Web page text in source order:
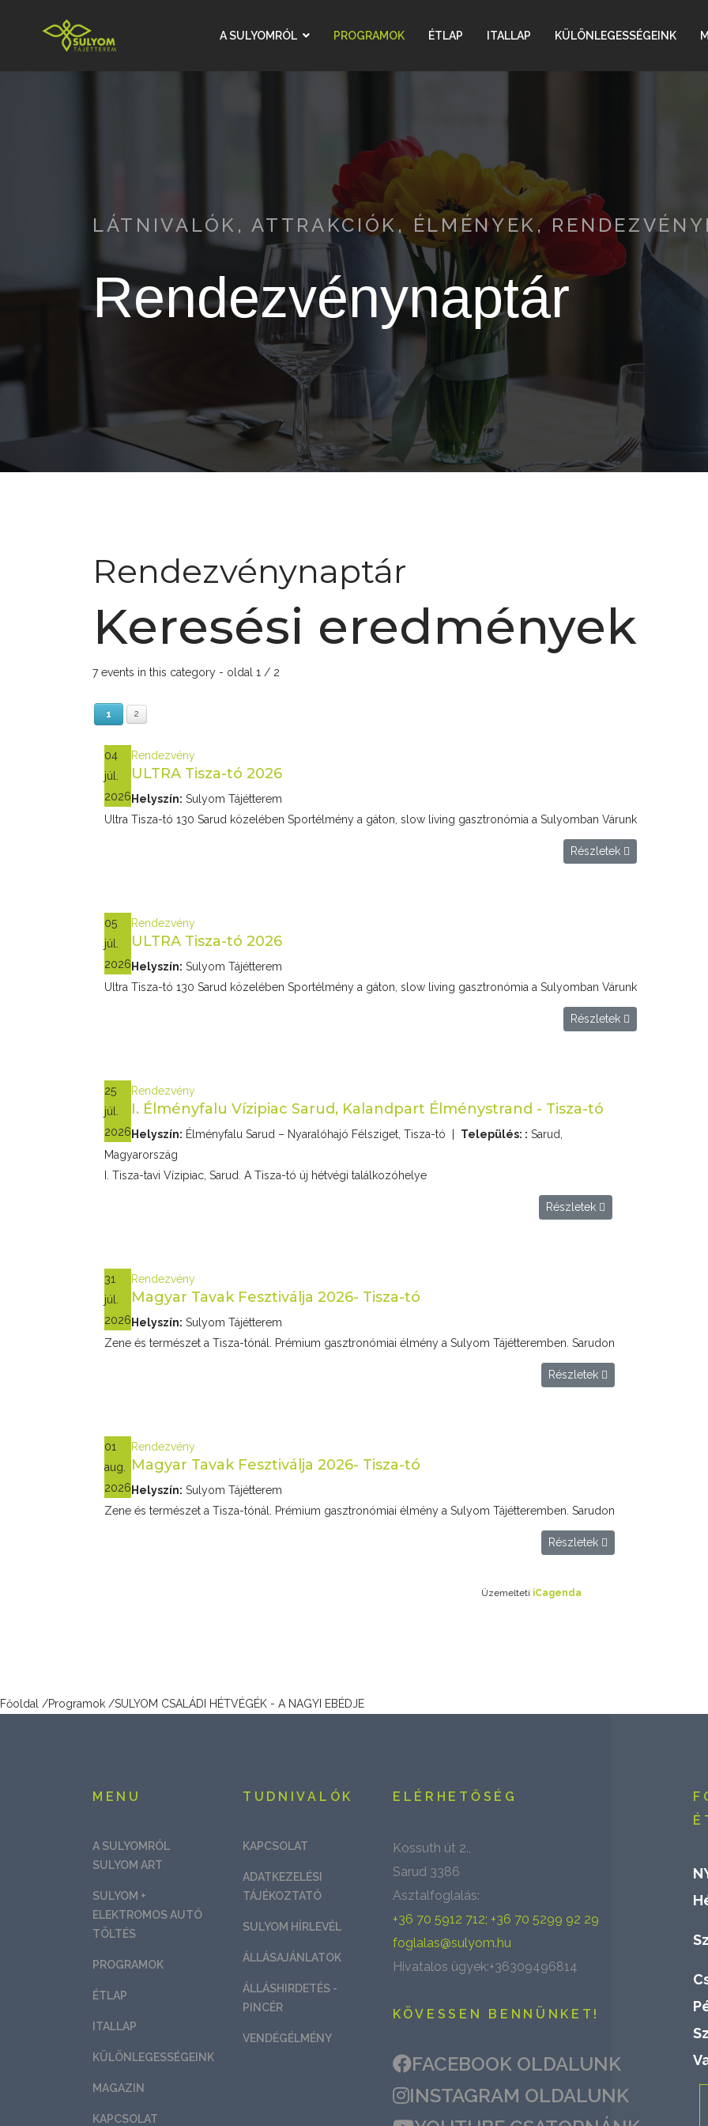
A SULYOMRÓL PROGRAMOK ÉTLAP ITALLAP KÜLÖNLEGESSÉGEINK
LÁTNIVALÓK, ATTRAKCIÓK, ÉLMÉNYEK,
Rendezvénynaptár
Rendezvénynaptár
Keresési eredmények
7 events in this category - oldal 1 / 2
1 2
04
júl.
2026
Rendezvény
ULTRA Tisza-tó 2026
Helyszín: Sulyom Tájétterem
Ultra Tisza-tó 130 Sarud közelében Sportélmény a gáton, slow living gasztronómia a Sulyomban Várunk
Részletek
05
júl.
2026
Rendezvény
ULTRA Tisza-tó 2026
Helyszín: Sulyom Tájétterem
Ultra Tisza-tó 130 Sarud közelében Sportélmény a gáton, slow living gasztronómia a Sulyomban Várunk
Részletek
25
júl.
2026
Rendezvény
I. Élményfalu Vízipiac Sarud, Kalandpart Élménystrand - Tisza-tó
Helyszín: Élményfalu Sarud – Nyaralóhajó Félsziget, Tisza-tó Település: : Sarud,
Magyarország
I. Tisza-tavi Vízipiac, Sarud. A Tisza-tó új hétvégi találkozóhelye
Részletek
31
júl.
2026
Rendezvény
Magyar Tavak Fesztiválja 2026- Tisza-tó
Helyszín: Sulyom Tájétterem
Zene és természet a Tisza-tónál. Prémium gasztronómiai élmény a Sulyom Tájétteremben. Sarudon
Részletek
01
aug.
2026
Rendezvény
Magyar Tavak Fesztiválja 2026- Tisza-tó
Helyszín: Sulyom Tájétterem
Zene és természet a Tisza-tónál. Prémium gasztronómiai élmény a Sulyom Tájétteremben. Sarudon
Részletek
Üzemelteti iCagenda
Főoldal /Programok /SULYOM CSALÁDI HÉTVÉGÉK - A NAGYI EBÉDJE
MENU
A SULYOMRÓL
SULYOM ART
SULYOM +
ELEKTROMOS AUTÓ
TÖLTÉS
PROGRAMOK
ÉTLAP
ITALLAP
KÜLÖNLEGESSÉGEINK
MAGAZIN
KAPCSOLAT
TUDNIVALÓK
KAPCSOLAT
ADATKEZELÉSI
TÁJÉKOZTATÓ
SULYOM HÍRLEVÉL
ÁLLÁSAJÁNLATOK
ÁLLÁSHIRDETÉS -
PINCÉR
VENDÉGÉLMÉNY
ELÉRHETŐSÉG
Kossuth út 2.,
Sarud 3386
Asztalfoglalás:
+36 70 5912 712; +36 70 5299 92 29
foglalas@sulyom.hu
Hivatalos ügyek:+36309496814
KÖVESSEN BENNÜNKET!
FACEBOOK OLDALUNK
INSTAGRAM OLDALUNK